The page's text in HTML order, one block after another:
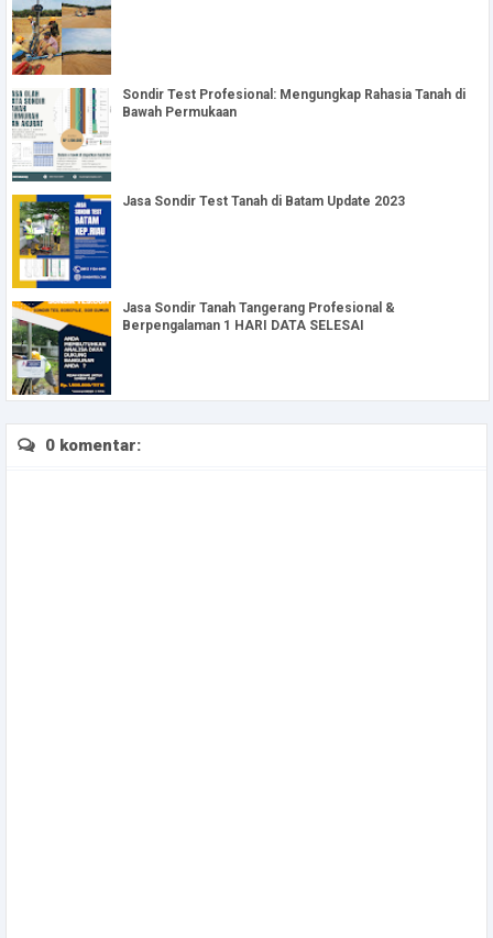
Sondir Test Profesional: Mengungkap Rahasia Tanah di
Bawah Permukaan
Jasa Sondir Test Tanah di Batam Update 2023
Jasa Sondir Tanah Tangerang Profesional &
Berpengalaman 1 HARI DATA SELESAI
0 komentar: